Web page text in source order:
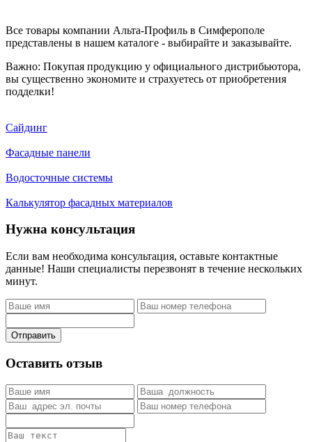
Все товары компании Альта-Профиль в Симферополе
представлены в нашем каталоге - выбирайте и заказывайте.
Важно: Покупая продукцию у официального дистрибьютора,
вы существенно экономите и страхуетесь от приобретения
подделки!
Сайдинг
Фасадные панели
Водосточные системы
Калькулятор фасадных материалов
Нужна консультация
Если вам необходима консультация, оставьте контактные
данные! Наши специалисты перезвонят в течение нескольких
минут.
Отправить
Оставить отзыв